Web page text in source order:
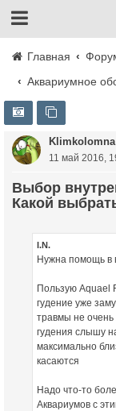
Главная
Аквариумное
Klimkolomna
11 май 2016,
Выбор внутреннего фильтра для аквариума.
Какой
I.N.
Нужна помощь в
Пользую Aquael
гудение уже
травмы не
гудения слышу
максимально
касаются
Надо что-то
Аквариумов с